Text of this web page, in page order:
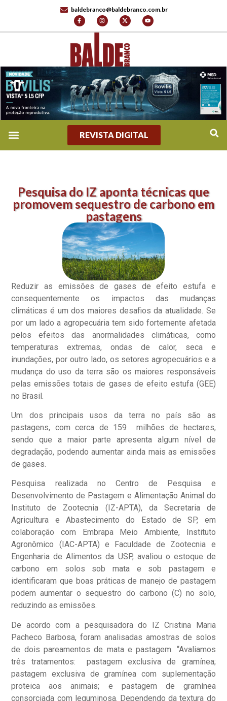
baldebranco@baldebranco.com.br
REVISTA DIGITAL
Pesquisa do IZ aponta técnicas que
promovem sequestro de carbono em
pastagens
Reduzir as emissões de gases de efeito estufa e
consequentemente os impactos das mudanças
climáticas é um dos maiores desafios da atualidade. Se
por um lado a agropecuária tem sido fortemente afetada
pelos efeitos das anormalidades climáticas, como
temperaturas extremas, ondas de calor, seca e
inundações, por outro lado, os setores agropecuários e a
mudança do uso da terra são os maiores responsáveis
pelas emissões totais de gases de efeito estufa (GEE)
no Brasil.
Um dos principais usos da terra no país são as
pastagens, com cerca de 159 milhões de hectares,
sendo que a maior parte apresenta algum nível de
degradação, podendo aumentar ainda mais as emissões
de gases.
Pesquisa realizada no Centro de Pesquisa e
Desenvolvimento de Pastagem e Alimentação Animal do
Instituto de Zootecnia (IZ-APTA), da Secretaria de
Agricultura e Abastecimento do Estado de SP, em
colaboração com Embrapa Meio Ambiente, Instituto
Agronômico (IAC-APTA) e Faculdade de Zootecnia e
Engenharia de Alimentos da USP, avaliou o estoque de
carbono em solos sob mata e sob pastagem e
identificaram que boas práticas de manejo de pastagem
podem aumentar o sequestro do carbono (C) no solo,
reduzindo as emissões.
De acordo com a pesquisadora do IZ Cristina Maria
Pacheco Barbosa, foram analisadas amostras de solos
de dois pareamentos de mata e pastagem. “Avaliamos
três tratamentos: pastagem exclusiva de gramínea;
pastagem exclusiva de gramínea com suplementação
proteica aos animais; e pastagem de gramínea
consorciada com leguminosa. Dependendo da textura do